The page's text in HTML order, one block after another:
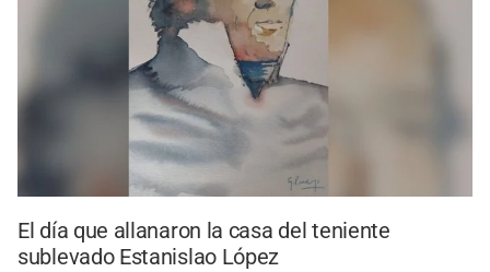
El día que allanaron la casa del teniente
sublevado Estanislao López